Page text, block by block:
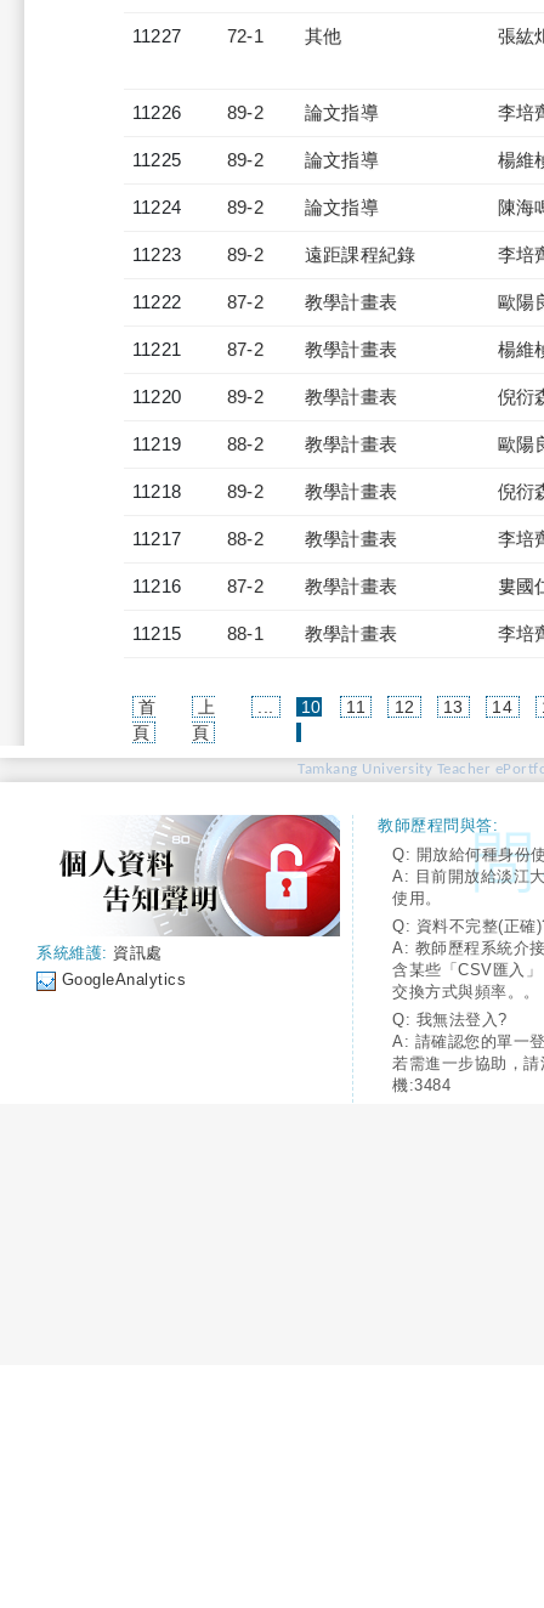
11227 72-1 其他 張紘
11226 89-2 論文指導 李培
11225 89-2 論文指導 楊維
11224 89-2 論文指導 陳海
11223 89-2 遠距課程紀錄 李培
11222 87-2 教學計畫表 歐陽
11221 87-2 教學計畫表 楊維
11220 89-2 教學計畫表 倪衍
11219 88-2 教學計畫表 歐陽
11218 89-2 教學計畫表 倪衍
11217 88-2 教學計畫表 李培
11216 87-2 教學計畫表 婁國
11215 88-1 教學計畫表 李培
首
頁
上
頁
10
11 12 13 14
Tamkang University Teacher
系統維護: 資訊處
GoogleAnalytics
教師歷程問與答:
Q: 開放給何種身份
A: 目前開放給淡江
使用。
Q: 資料不完整(正確
A: 教師歷程系統介
含某些「CSV匯入
交換方式與頻率。。
Q: 我無法登入?
A: 請確認您的單一
若需進一步協助，
機:3484